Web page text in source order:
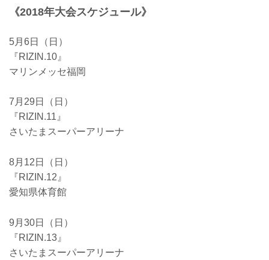
《2018年大会スケジュール》
5月6日（日）
『RIZIN.10』
マリンメッセ福岡
7月29日（日）
『RIZIN.11』
さいたまスーパーアリーナ
8月12日（日）
『RIZIN.12』
愛知県体育館
9月30日（日）
『RIZIN.13』
さいたまスーパーアリーナ